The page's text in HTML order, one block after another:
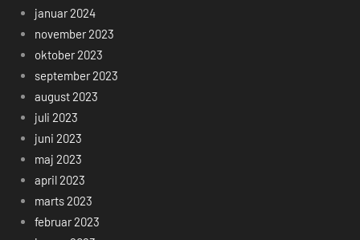
januar 2024
november 2023
oktober 2023
september 2023
august 2023
juli 2023
juni 2023
maj 2023
april 2023
marts 2023
februar 2023